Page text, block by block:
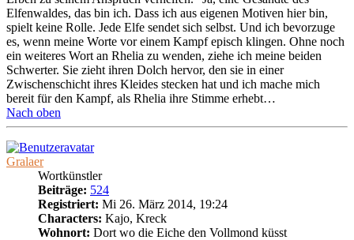
Elfenwaldes, das bin ich. Dass ich aus eigenen Motiven hier bin,
spielt keine Rolle. Jede Elfe sendet sich selbst. Und ich bevorzuge
es, wenn meine Worte vor einem Kampf episch klingen. Ohne noch
ein weiteres Wort an Rhelia zu wenden, ziehe ich meine beiden
Schwerter. Sie zieht ihren Dolch hervor, den sie in einer
Zwischenschicht ihres Kleides stecken hat und ich mache mich
bereit für den Kampf, als Rhelia ihre Stimme erhebt…
Nach oben
Gralaer
Wortkünstler
Beiträge: 524
Registriert: Mi 26. März 2014, 19:24
Characters: Kajo, Kreck
Wohnort: Dort wo die Eiche den Vollmond küsst